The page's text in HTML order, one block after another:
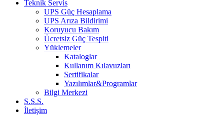
Teknik Servis
UPS Güç Hesaplama
UPS Arıza Bildirimi
Koruyucu Bakım
Ücretsiz Güç Tespiti
Yüklemeler
Kataloglar
Kullanım Kılavuzları
Sertifikalar
Yazılımlar&Programlar
Bilgi Merkezi
S.S.S.
İletişim